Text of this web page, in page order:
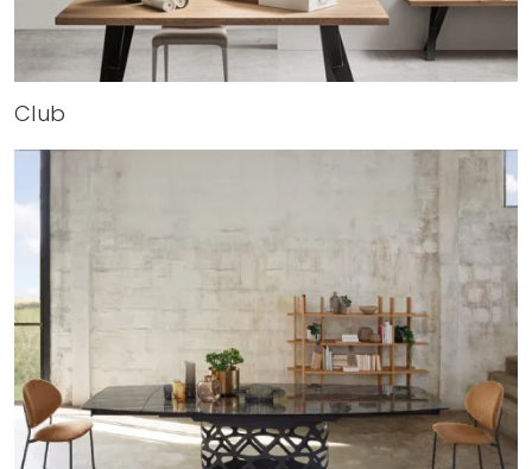
Club